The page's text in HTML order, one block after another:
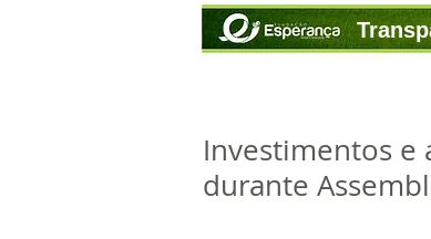
Investimentos e
durante